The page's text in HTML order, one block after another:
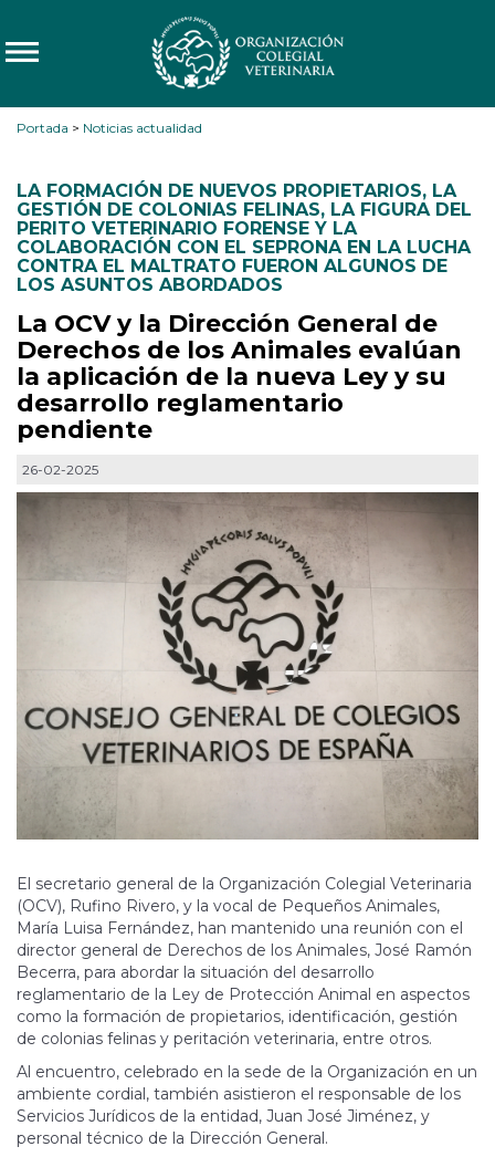
Portada > Noticias actualidad
LA FORMACIÓN DE NUEVOS PROPIETARIOS, LA
GESTIÓN DE COLONIAS FELINAS, LA FIGURA DEL
PERITO VETERINARIO FORENSE Y LA
COLABORACIÓN CON EL SEPRONA EN LA LUCHA
CONTRA EL MALTRATO FUERON ALGUNOS DE
LOS ASUNTOS ABORDADOS
La OCV y la Dirección General de
Derechos de los Animales evalúan
la aplicación de la nueva Ley y su
desarrollo reglamentario
pendiente
26-02-2025
El secretario general de la Organización Colegial Veterinaria
(OCV), Rufino Rivero, y la vocal de Pequeños Animales,
María Luisa Fernández, han mantenido una reunión con el
director general de Derechos de los Animales, José Ramón
Becerra, para abordar la situación del desarrollo
reglamentario de la Ley de Protección Animal en aspectos
como la formación de propietarios, identificación, gestión
de colonias felinas y peritación veterinaria, entre otros.
Al encuentro, celebrado en la sede de la Organización en un
ambiente cordial, también asistieron el responsable de los
Servicios Jurídicos de la entidad, Juan José Jiménez, y
personal técnico de la Dirección General.